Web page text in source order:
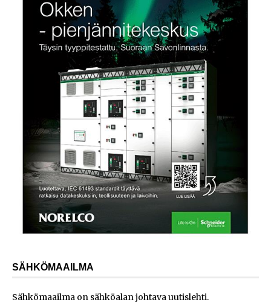
SÄHKÖMAAILMA
Sähkömaailma on sähköalan johtava uutislehti.